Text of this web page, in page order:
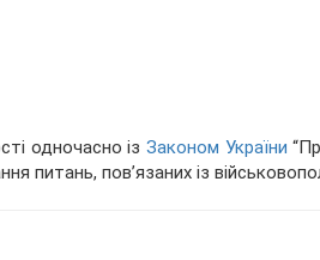
одночасно із Законом України
питань, пов’язаних із